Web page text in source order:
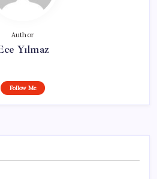
Author
Yılmaz
Follow Me